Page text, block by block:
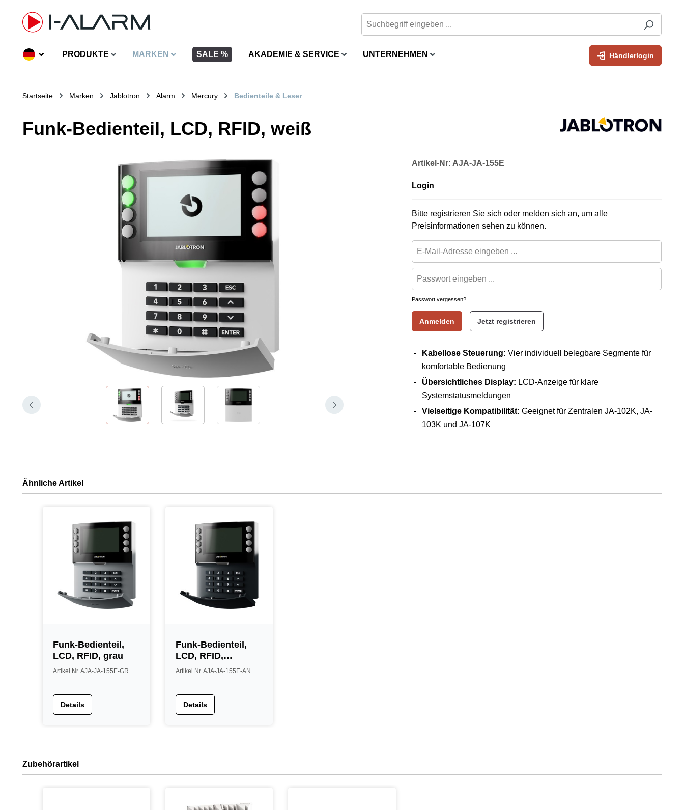
springen
PRODUKTE MARKEN SALE % AKADEMIE & SERVICE UNTERNEHMEN Händlerlogin
Startseite Marken Jablotron Alarm Mercury Bedienteile & Leser
Funk-Bedienteil, LCD, RFID, weiß
Artikel-Nr: AJA-JA-155E
Login
Bitte registrieren Sie sich oder melden sich an, um alle
Preisinformationen sehen zu können.
Passwort vergessen?
Anmelden Jetzt registrieren
Kabellose Steuerung: Vier individuell belegbare Segmente für
komfortable Bedienung
Übersichtliches Display: LCD-Anzeige für klare
Systemstatusmeldungen
Vielseitige Kompatibilität: Geeignet für Zentralen JA-102K, JA-
103K und JA-107K
Ähnliche Artikel
Funk-Bedienteil,
LCD, RFID, grau
Artikel Nr. AJA-JA-155E-GR
Details
Funk-Bedienteil,
LCD, RFID,
anthrazit
Artikel Nr. AJA-JA-155E-AN
Details
Zubehörartikel